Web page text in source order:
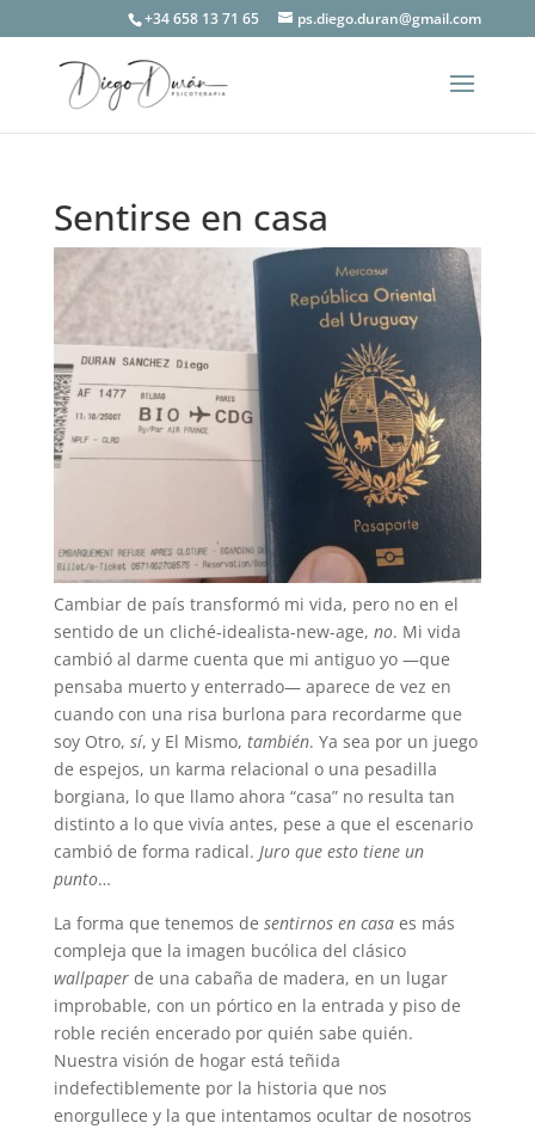
+34 658 13 71 65 ps.diego.duran@gmail.com
Sentirse en casa
Cambiar de país transformó mi vida, pero no en el
sentido de un cliché-idealista-new-age, no. Mi vida
cambió al darme cuenta que mi antiguo yo —que
pensaba muerto y enterrado—aparece de vez en
cuando con una risa burlona para recordarme que
soy Otro, sí, y El Mismo, también. Ya sea por un juego
de espejos, un karma relacional o una pesadilla
borgiana, lo que llamo ahora “casa” no resulta tan
distinto a lo que vivía antes, pese a que el escenario
cambió de forma radical. Juro que esto tiene un
punto…
La forma que tenemos de sentirnos en casaes más
compleja que la imagen bucólica del clásico
wallpaperde una cabaña de madera, en un lugar
improbable, con un pórtico en la entrada y piso de
roble recién encerado por quién sabe quién.
Nuestra visión de hogar está teñida
indefectiblemente por la historia que nos
enorgullece y la que intentamos ocultar de nosotros